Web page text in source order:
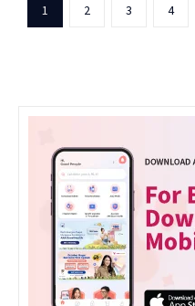
1 2 3 4
NEXT